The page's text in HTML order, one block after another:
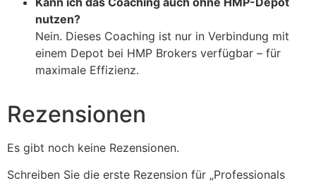
nutzen?
Nein. Dieses Coaching ist nur in Verbindung mit
einem Depot bei HMP Brokers verfügbar – für
maximale Effizienz.
Rezensionen
Es gibt noch keine Rezensionen.
Schreiben Sie die erste Rezension für „Professionals